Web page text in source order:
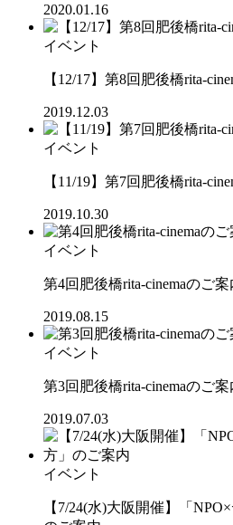
2020.01.16
イベント
【12/17】第8回肥後橋rita-
2019.12.03
イベント
【11/19】第7回肥後橋rita-
2019.10.30
イベント
第4回肥後橋rita-cinemaのご案
2019.08.15
イベント
第3回肥後橋rita-cinemaのご案
2019.07.03
イベント
【7/24(水)大阪開催】「